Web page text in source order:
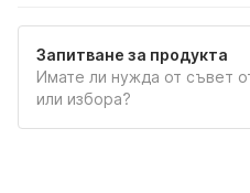
РЪКОВОДСТВО
Запитване за продукта
Имате ли нужда от съвет
или избора?